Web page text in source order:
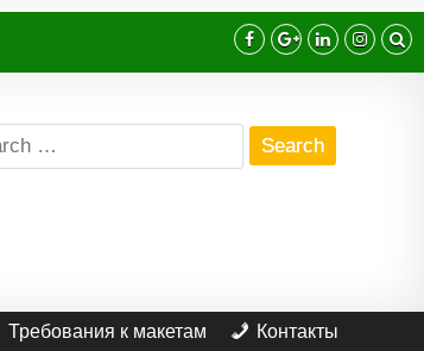
Требования к макетам Контакты